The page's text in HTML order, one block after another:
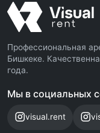
Профессиональная
Бишкеке.
года.
Мы в социальных
visual.rent